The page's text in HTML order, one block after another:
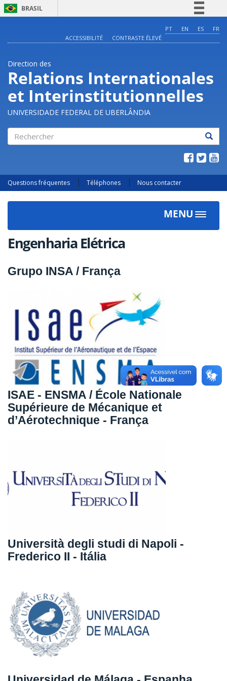
BRASIL
Comunica BR
Acesso à informação
Legislação
Canais
PT EN ES
FR
ACCESSIBILITÉ
CONTRASTE ÉLEVÉ
Direction des
Relations Internationales
et Interinstitutionnelles
UNIVERSIDADE FEDERAL DE UBERLÂNDIA
Questions fréquentes Téléphones Nous contacter
MENU
Toggle
Engenharia Elétrica
Grupo INSA / França
ISAE - ENSMA / École Nationale
Supérieure de Mécanique et
d’Aérotechnique - França
Università degli studi di Napoli -
Frederico II - Itália